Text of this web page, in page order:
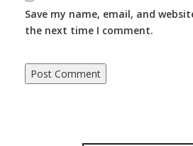
Save my name, email, and
the next time I comment.